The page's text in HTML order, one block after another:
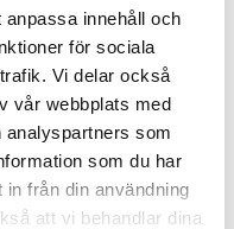
innehåll och
för sociala
Vi delar också
vår webbplats med
som
som du har
från din användning
att vi behandlar dina
var på topp fick
tuffa med likviditet,
av Almi som gick in
somrarna när
har vi verkligen fått